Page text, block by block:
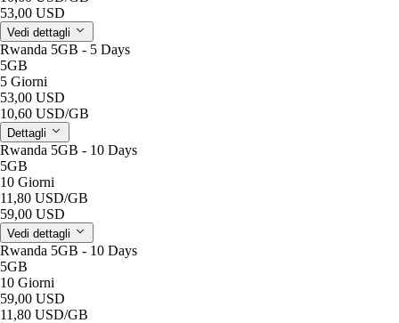
53,00 USD
Vedi dettagli
Rwanda 5GB - 5 Days
5GB
5 Giorni
53,00 USD
10,60 USD/GB
Dettagli
Rwanda 5GB - 10 Days
5GB
10 Giorni
11,80 USD/GB
59,00 USD
Vedi dettagli
Rwanda 5GB - 10 Days
5GB
10 Giorni
59,00 USD
11,80 USD/GB